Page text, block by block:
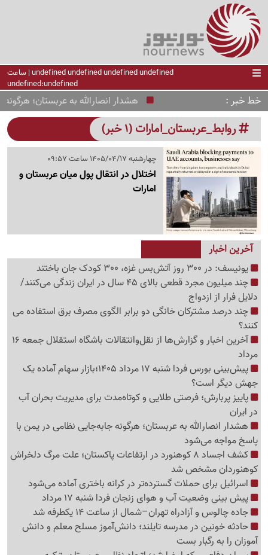
undefined undefined undefined undefined | ساعت
undefined:undefined
خط خبر هشدار انصارالله به عربستان؛
روابط_عربستان_امارات (1 خبر)
چهارشنبه 1405/04/17 ساعت 09:57
اختلال در انتقال پول میان عربستان و
امارات
آخرین اخبار
یونیسف: در 300 روز آتش‌بس غزه، 300 کودک جان باختند
چند میلیون مجرد قطعی بالای 45 سال در ایران زندگی می‌کنند/
دلایل فرار از ازدواج
چند درصد مشترکان خانگی دو برابر الگوی مصرف برق استفاده می
کنند؟
آخرین اخبار و گزارش‌ها از نقل‌وانتقالات باشگاه استقلال جمعه 16
مرداد
پیش‌بینی بورس فردا شنبه 17 مرداد 1405؛بازار سهام آماده یک
جهش دیگر است؟
پاییز پربارش؛ فرصتی طلایی و کوتاه‌مدت برای مدیریت بحران آب
در ایران
هشدار انصارالله به عربستان؛ هرگونه جابه‌جایی نظامی در یمن با
پاسخ مواجه می‌شود
کشف اجساد 8 کوهنورد در ارتفاعات پاکستان؛ علت مرگ دلخراش
کوهنوردان مشخص شد
اسرائیل برای حملات گسترده‌تر در کرانه باختری آماده می‌شود
پیش بینی وضعیت آب و هوای زنجان فردا شنبه 17 مرداد
جاده چالوس و آزادراه تهران–شمال از ساعت 14 یکطرفه شد
حادثه خونین در مدرسه تایلند؛ دانش‌آموز مسلح معلم و دانش
آموزان را به رگبار بست